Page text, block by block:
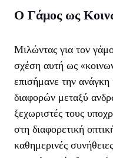
Ο Γάμος ως
Μιλώντας για τον
σχέση αυτή ως
επισήμανε την
διαφορών μεταξύ
ξεχωριστές τους
στη διαφορετική
καθημερινές